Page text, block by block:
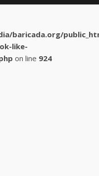
baricada.org/
like-
on line 924